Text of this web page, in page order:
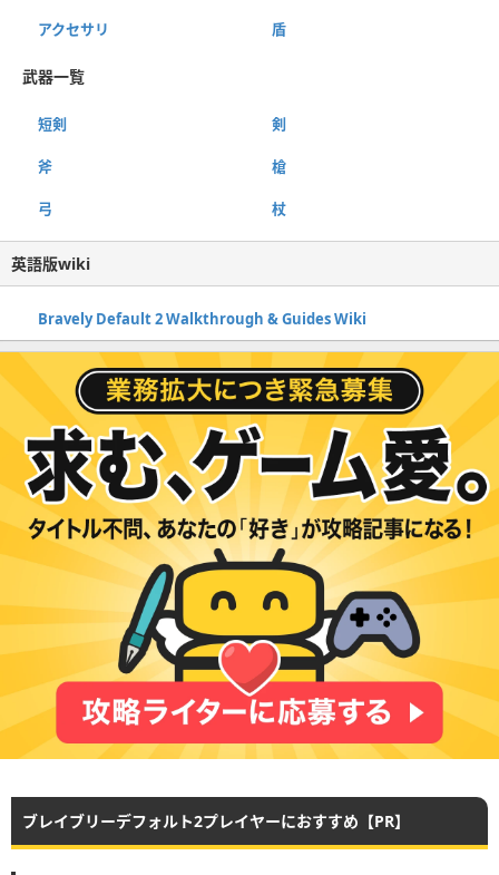
アクセサリ 盾
武器一覧
短剣 剣
斧 槍
弓 杖
英語版wiki
Bravely Default 2 Walkthrough & Guides Wiki
ブレイブリーデフォルト2プレイヤーにおすすめ【PR】